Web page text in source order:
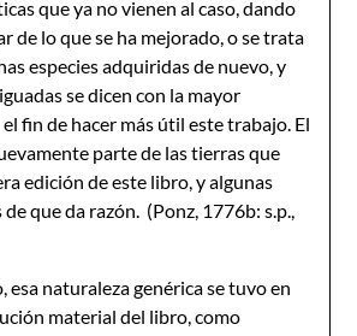
que ya no vienen al caso, dando
de lo que se ha mejorado, o se trata
especies adquiridas de nuevo, y
se dicen con la mayor
fin de hacer más útil este trabajo. El
parte de las tierras que
edición de este libro, y algunas
que da razón. (Ponz, 1776b: s.p.,
esa naturaleza genérica se tuvo en
material del libro, como